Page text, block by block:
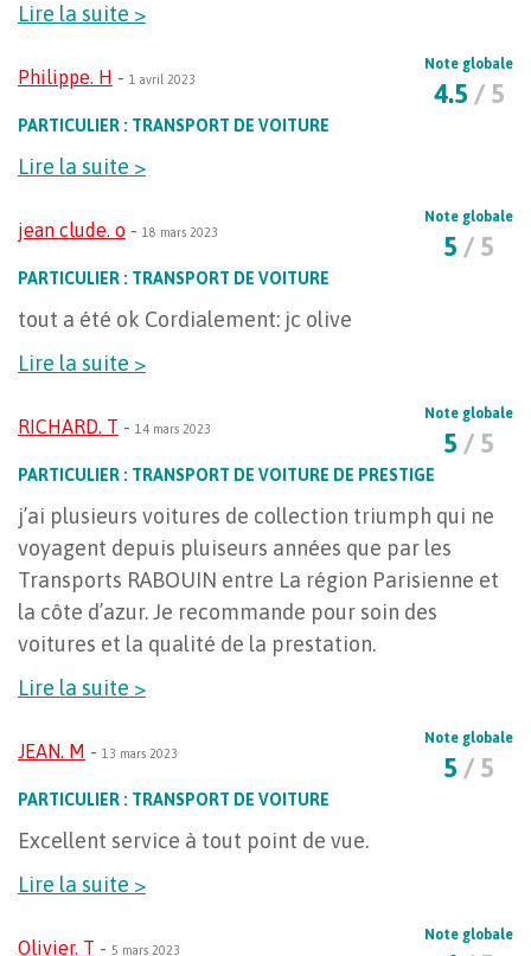
Lire la suite >
Philippe. H - 1 avril 2023
Note globale
4.5 / 5
PARTICULIER : TRANSPORT DE VOITURE
Lire la suite >
jean clude. o - 18 mars 2023
Note globale
5 / 5
PARTICULIER : TRANSPORT DE VOITURE
tout a été ok Cordialement: jc olive
Lire la suite >
RICHARD. T - 14 mars 2023
Note globale
5 / 5
PARTICULIER : TRANSPORT DE VOITURE DE PRESTIGE
j’ai plusieurs voitures de collection triumph qui ne
voyagent depuis pluiseurs années que par les
Transports RABOUIN entre La région Parisienne et
la côte d’azur. Je recommande pour soin des
voitures et la qualité de la prestation.
Lire la suite >
JEAN. M - 13 mars 2023
Note globale
5 / 5
PARTICULIER : TRANSPORT DE VOITURE
Excellent service à tout point de vue.
Lire la suite >
Olivier. T - 5 mars 2023
Note globale